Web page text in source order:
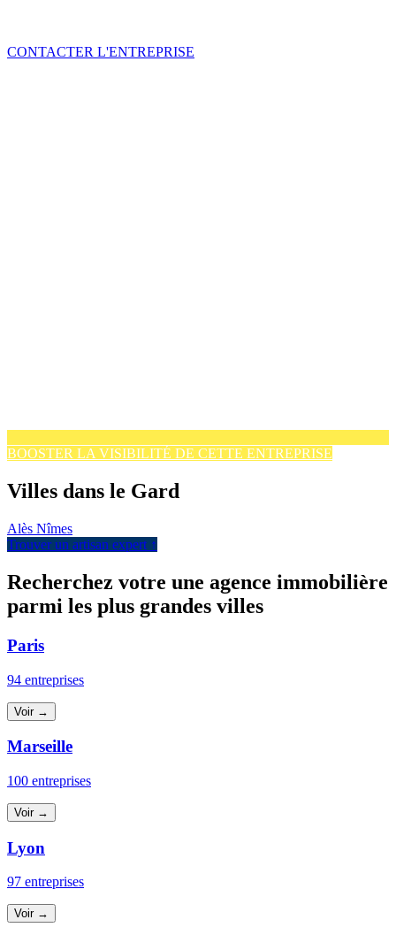
CONTACTER L'ENTREPRISE
BOOSTER LA VISIBILITÉ DE CETTE ENTREPRISE
Villes dans le Gard
Alès Nîmes
Trouver un artisan expert ↑
Recherchez votre une agence immobilière
parmi les plus grandes villes
Paris
94 entreprises
Voir →
Marseille
100 entreprises
Voir →
Lyon
97 entreprises
Voir →